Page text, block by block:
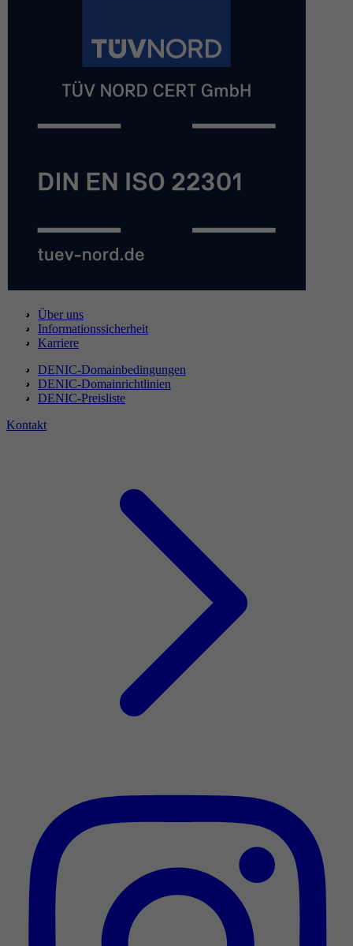
Über uns
Informationssicherheit
Karriere
DENIC-Domainbedingungen
DENIC-Domainrichtlinien
DENIC-Preisliste
Kontakt